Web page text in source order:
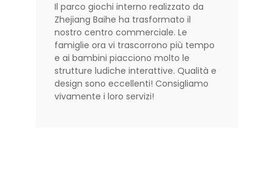
Il parco giochi interno realizzato da
Zhejiang Baihe ha trasformato il
nostro centro commerciale. Le
famiglie ora vi trascorrono più tempo
e ai bambini piacciono molto le
strutture ludiche interattive. Qualità e
design sono eccellenti! Consigliamo
vivamente i loro servizi!